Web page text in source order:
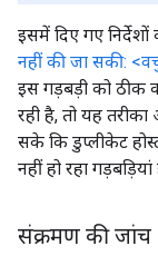
इसमें दिए गए
नहीं की जा सकी:
इस गड़बड़ी को ठीक
रही है, तो यह
सके कि डुप्लीकेट
नहीं हो रहा गड़बड़ियां
संक्रमण की जांच